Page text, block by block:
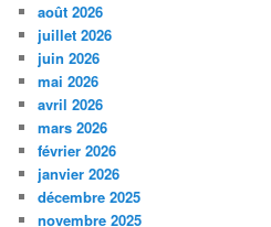
août 2026
juillet 2026
juin 2026
mai 2026
avril 2026
mars 2026
février 2026
janvier 2026
décembre 2025
novembre 2025